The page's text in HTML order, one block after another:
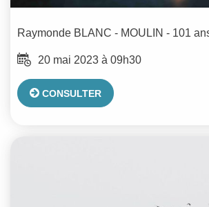
Raymonde BLANC - MOULIN - 101
20 mai 2023 à 09h30
CONSULTER